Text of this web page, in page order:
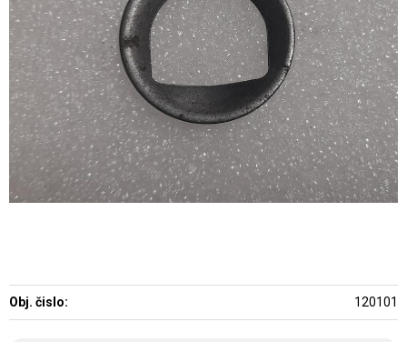
Obj. čislo: 120101